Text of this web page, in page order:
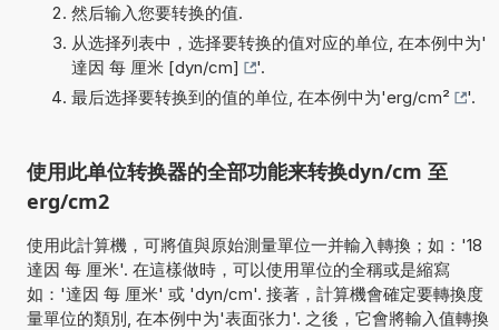
然后输入您要转换的值.
从选择列表中，选择要转换的值对应的单位, 在本例中为'
達因 每 厘米 [dyn/cm]
'.
最后选择要转换到的值的单位, 在本例中为'erg/cm² '.
使用此单位转换器的全部功能来转换dyn/cm 至
erg/cm2
使用此計算機，可將值與原始測量單位一并輸入轉換；如：'18
達因 每 厘米'. 在這樣做時，可以使用單位的全稱或是縮寫
如：'達因 每 厘米' 或 'dyn/cm'. 接著，計算機會確定要轉換度
量單位的類別, 在本例中为'表面张力'. 之後，它會將輸入值轉換